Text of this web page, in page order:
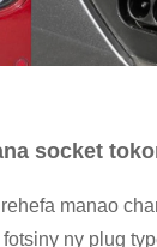
socket
manao
ny plug